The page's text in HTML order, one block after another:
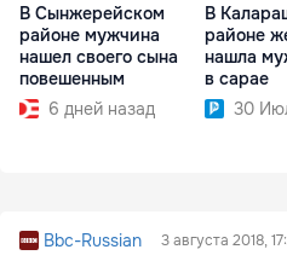
В Сынжерейском
районе мужчина
нашел своего сына
повешенным
6 дней назад
В
районе
нашла
в сарае
30
Bbc-Russian 3 августа 2018,